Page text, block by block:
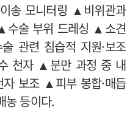
송 모니터링 ▲비위관과
수술 부위 드레싱 ▲소견
관련 침습적 지원·보조
천자 ▲분만 과정 중 내
보조 ▲피부 봉합·매듭
농 등이다.